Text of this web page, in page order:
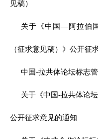
见稿）
关于《中国—阿拉伯
（征求意见稿）》公开征
中国-拉共体论坛标志
关于《中国-拉共体论
公开征求意见的通知